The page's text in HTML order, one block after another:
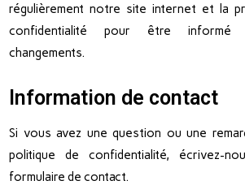
régulièrement notre site internet et la
confidentialité pour être informé
changements.
Information de contact
Si vous avez une question ou une
politique de confidentialité, écrivez-
formulaire de contact.